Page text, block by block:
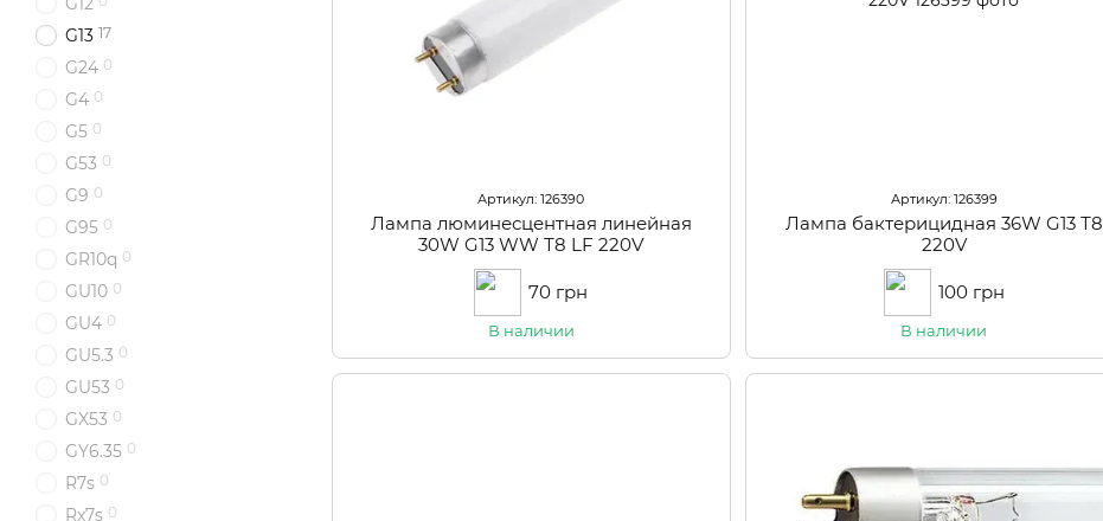
Артикул: 126390
Лампа люминесцентная линейная
30W G13 WW Т8 LF 220V
70 грн
В наличии
Артикул: 126399
Лампа бактерицидная 36W G13 Т8
220V
100 грн
В наличии
G13 17
G24 0
G4 0
G5 0
G53 0
G9 0
G95 0
GR10q 0
GU10 0
GU4 0
GU5.3 0
GU53 0
GX53 0
GY6.35 0
R7s 0
Rx7s 0